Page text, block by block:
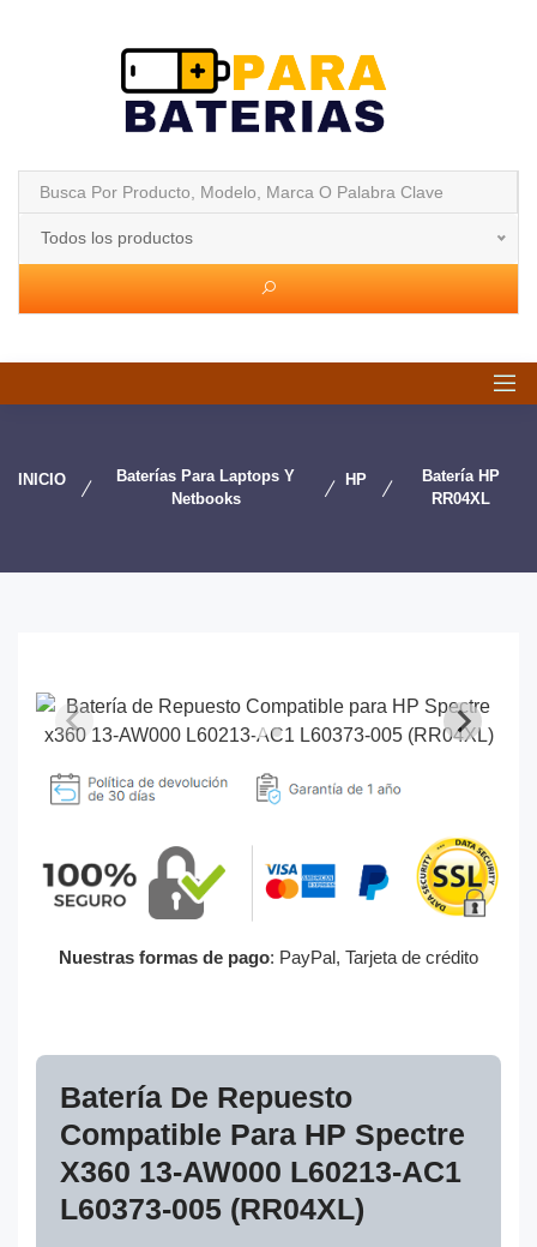
Todos los productos
INICIO
Baterías Para Laptops Y
Netbooks
HP
Batería HP
RR04XL
Nuestras formas de pago: PayPal, Tarjeta de crédito
Batería De Repuesto
Compatible Para HP Spectre
X360 13-AW000 L60213-AC1
L60373-005 (RR04XL)